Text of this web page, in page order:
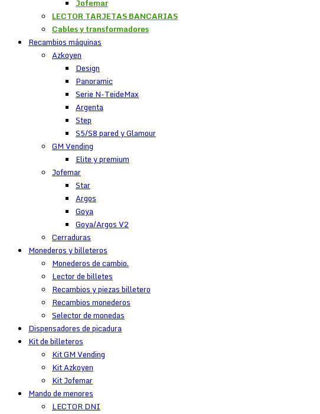
Jofemar
LECTOR TARJETAS BANCARIAS
Cables y transformadores
Recambios máquinas
Azkoyen
Design
Panoramic
Serie N-TeideMax
Argenta
Step
S5/S8 pared y Glamour
GM Vending
Elite y premium
Jofemar
Star
Argos
Goya
Goya/Argos V2
Cerraduras
Monederos y billeteros
Monederos de cambio.
Lector de billetes
Recambios y piezas billetero
Recambios monederos
Selector de monedas
Dispensadores de picadura
Kit de billeteros
Kit GM Vending
Kit Azkoyen
Kit Jofemar
Mando de menores
LECTOR DNI